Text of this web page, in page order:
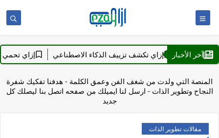
آخر الأخبار(1) إزاي تكشف تزييف الذكاء الاصطناعي إزاي تحمي
المنصة التي ولدت من شغف الفن وعمق الكلمة - هدفنا تفكيك شفرة
النجاح وتطوير الذات - ارسل لنا ايميلك من صفحه اتصل بنا ليصلك كل
جديد
مقالات تطوير الذات